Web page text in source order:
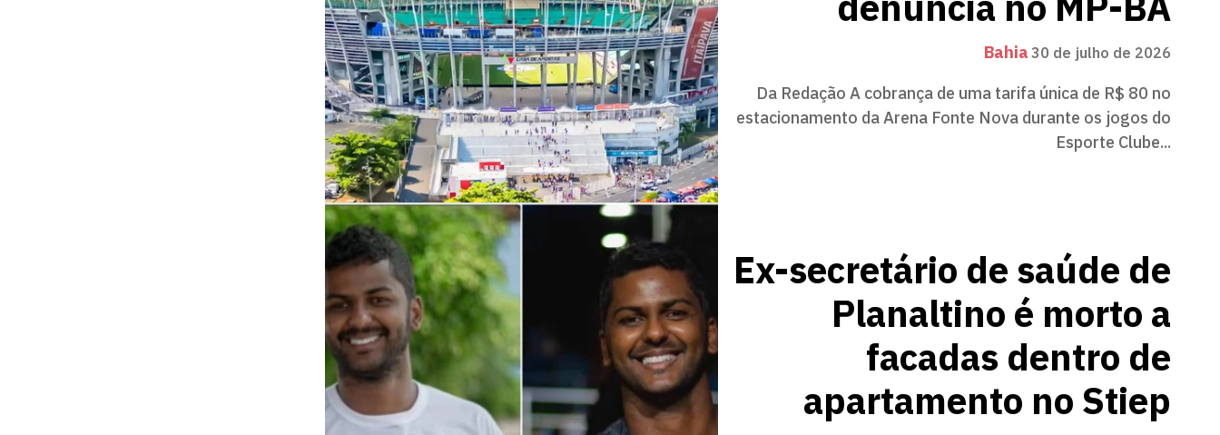
Bahia30 de julho de 2026
Da Redação A cobrança de uma tarifa única de R$ 80 no
estacionamento da Arena Fonte Nova durante os jogos do
Esporte Clube...
Ex-secretário de saúde de
Planaltino é morto a
facadas dentro de
apartamento no Stiep